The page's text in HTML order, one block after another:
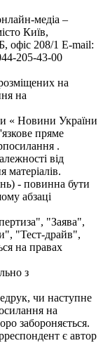
медіа –
Київ,
208/1 E-mail:
205-43-00
на
на
« Новини України
пряме
.
від
матеріалів.
- повинна бути
абзаці
"Заява",
"Тест-драйв",
на правах
з
чи наступне
на
забороняється.
є автор